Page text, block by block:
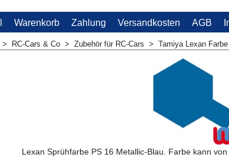
Warenkorb Zahlung Versandkosten AGB
> RC-Cars & Co > Zubehör für RC-Cars > Tamiya Lexan Farbe
Lexan Sprühfarbe PS 16 Metallic-Blau. Farbe kann